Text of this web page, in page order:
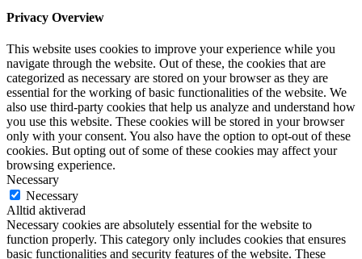
Privacy Overview
This website uses cookies to improve your experience while you
navigate through the website. Out of these, the cookies that are
categorized as necessary are stored on your browser as they are
essential for the working of basic functionalities of the website. We
also use third-party cookies that help us analyze and understand how
you use this website. These cookies will be stored in your browser
only with your consent. You also have the option to opt-out of these
cookies. But opting out of some of these cookies may affect your
browsing experience.
Necessary
Necessary
Alltid aktiverad
Necessary cookies are absolutely essential for the website to
function properly. This category only includes cookies that ensures
basic functionalities and security features of the website. These